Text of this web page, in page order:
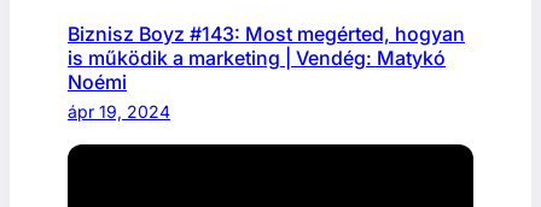
Biznisz Boyz #143: Most megérted, hogyan
is működik a marketing | Vendég: Matykó
Noémi
ápr 19, 2024